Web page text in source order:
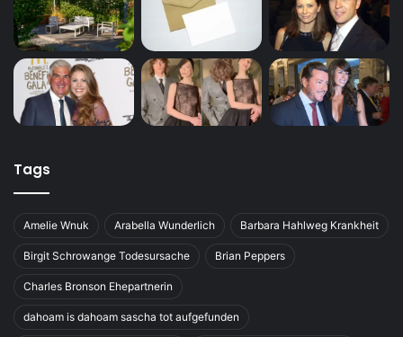
Tags
Amelie Wnuk Arabella Wunderlich Barbara Hahlweg Krankheit
Birgit Schrowange Todesursache Brian Peppers
Charles Bronson Ehepartnerin
dahoam is dahoam sascha tot aufgefunden